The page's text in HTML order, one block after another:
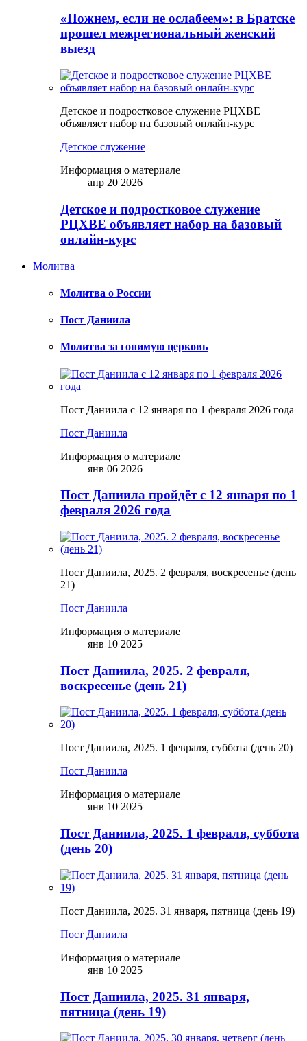
«Пожнем, если не ослабеем»: в Братске
прошел межрегиональный женский
выезд
Детское и подростковое служение РЦХВЕ
объявляет набор на базовый онлайн-курс
Детское служение
Информация о материале
апр 20 2026
Детское и подростковое служение
РЦХВЕ объявляет набор на базовый
онлайн-курс
Молитва
Молитва о России
Пост Даниила
Молитва за гонимую церковь
Пост Даниила с 12 января по 1 февраля 2026 года
Пост Даниила
Информация о материале
янв 06 2026
Пост Даниила пройдёт с 12 января по 1
февраля 2026 года
Пост Даниила, 2025. 2 февраля, воскресенье (день
21)
Пост Даниила
Информация о материале
янв 10 2025
Пост Даниила, 2025. 2 февраля,
воскресенье (день 21)
Пост Даниила, 2025. 1 февраля, суббота (день 20)
Пост Даниила
Информация о материале
янв 10 2025
Пост Даниила, 2025. 1 февраля, суббота
(день 20)
Пост Даниила, 2025. 31 января, пятница (день 19)
Пост Даниила
Информация о материале
янв 10 2025
Пост Даниила, 2025. 31 января,
пятница (день 19)